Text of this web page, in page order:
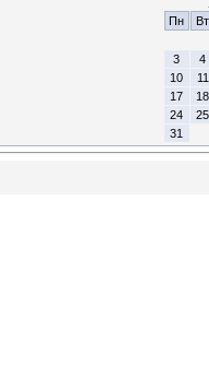
Пн
Вт
3
4
10
11
17
18
24
25
31